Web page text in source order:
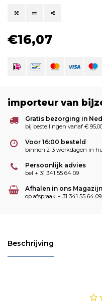
€16,07
importeur van
Gratis bezorging in
bij bestellingen vanaf €
Voor 16:00 besteld
binnen 2-3 werkdagen in
Persoonlijk advies
bel + 31 341 55 64 09
Afhalen in ons
op afspraak + 31 341 55 64 09
Beschrijving